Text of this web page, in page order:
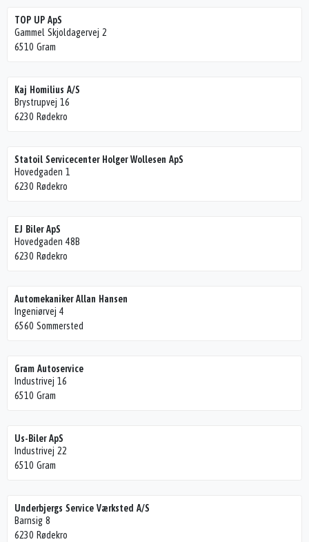
TOP UP ApS
Gammel Skjoldagervej 2
6510 Gram
Kaj Homilius A/S
Brystrupvej 16
6230 Rødekro
Statoil Servicecenter Holger Wollesen ApS
Hovedgaden 1
6230 Rødekro
EJ Biler ApS
Hovedgaden 48B
6230 Rødekro
Automekaniker Allan Hansen
Ingeniørvej 4
6560 Sommersted
Gram Autoservice
Industrivej 16
6510 Gram
Us-Biler ApS
Industrivej 22
6510 Gram
Underbjergs Service Værksted A/S
Barnsig 8
6230 Rødekro